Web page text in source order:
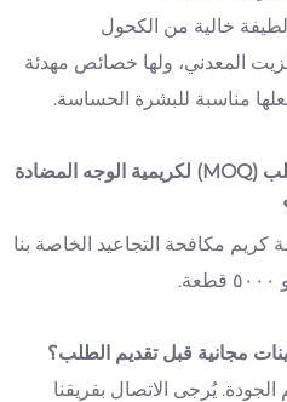
خالية من الكحول
المعدني، ولها خصائص مهدئة
مناسبة للبشرة الحساسة.
س: ما هو الحد الأدنى لكمية الطلب (MOQ) لكريمية الوجه المضادة
كريم مكافحة التجاعيد الخاصة بنا
مجانية قبل تقديم الطلب؟
الجودة. يُرجى الاتصال بفريقنا